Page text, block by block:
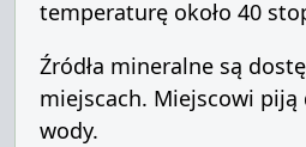
temperaturę około 40
Źródła mineralne są
miejscach. Miejscowi piją
wody.